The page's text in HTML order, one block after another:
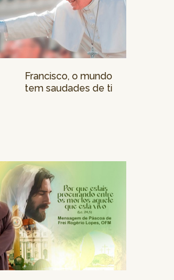
Francisco, o mundo
tem saudades de ti